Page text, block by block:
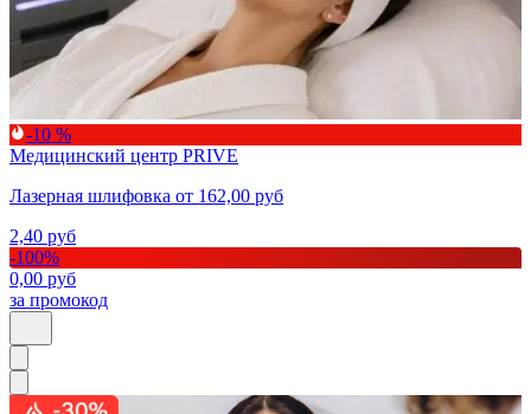
-10 %
Медицинский центр PRIVE
Лазерная шлифовка от 162,00 руб
2,40 руб
-100%
0,00 руб
за промокод